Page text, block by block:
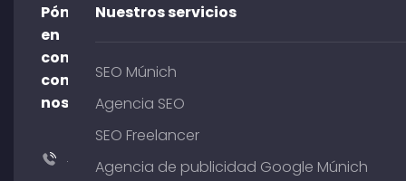
Póngase
en
contacto
con
nosotros
+49
Nuestros servicios
SEO Múnich
Agencia SEO
SEO Freelancer
Agencia de publicidad Google Múnich